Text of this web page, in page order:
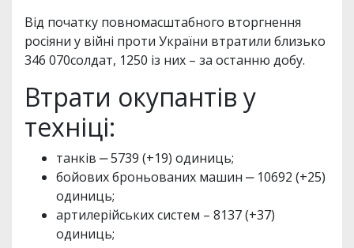
Від початку повномасштабного вторгнення
росіяни у війні проти України втратили близько
346 070солдат, 1250 із них – за останню добу.
Втрати окупантів у
техніці:
танків ‒ 5739 (+19) одиниць;
бойових броньованих машин ‒ 10692 (+25)
одиниць;
артилерійських систем – 8137 (+37)
одиниць;